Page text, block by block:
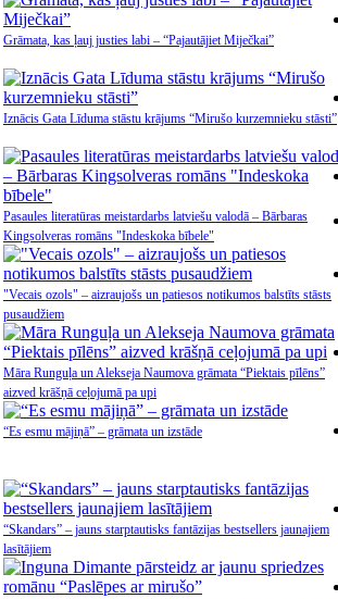
Grāmata, kas ļauj justies labi – “Pajautājiet Miječkai”
Iznācis Gata Līduma stāstu krājums “Mirušo kurzemnieku stāsti”
Pasaules literatūras meistardarbs latviešu valodā – Bārbaras
Kingsolveras romāns "Indeskoka bībele"
"Vecais ozols" – aizraujošs un patiesos notikumos balstīts stāsts
pusaudžiem
Māra Runguļa un Alekseja Naumova grāmata “Piektais pīlēns”
aizved krāšņā ceļojumā pa upi
“Es esmu mājiņā” – grāmata un izstāde
“Skandars” – jauns starptautisks fantāzijas bestsellers jaunajiem
lasītājiem